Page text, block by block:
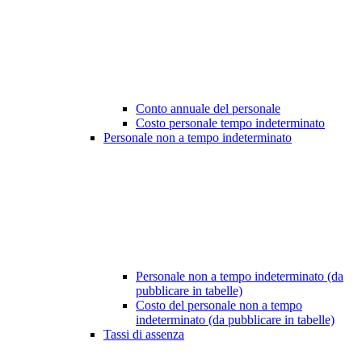
Conto annuale del personale
Costo personale tempo indeterminato
Personale non a tempo indeterminato
Personale non a tempo indeterminato (da
pubblicare in tabelle)
Costo del personale non a tempo
indeterminato (da pubblicare in tabelle)
Tassi di assenza